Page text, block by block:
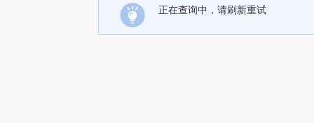
正在查询中，请刷新重试